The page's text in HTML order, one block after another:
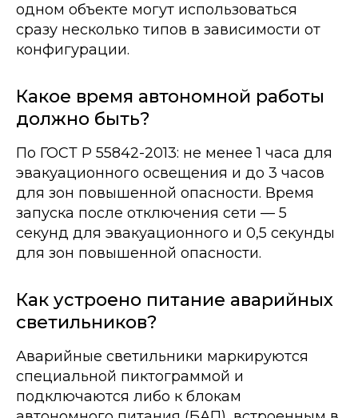
одном объекте могут использоваться
сразу несколько типов в зависимости от
конфигурации.
Какое время автономной работы
должно быть?
По ГОСТ Р 55842-2013: не менее 1 часа для
эвакуационного освещения и до 3 часов
для зон повышенной опасности. Время
запуска после отключения сети — 5
секунд для эвакуационного и 0,5 секунды
для зон повышенной опасности.
Как устроено питание аварийных
светильников?
Аварийные светильники маркируются
специальной пиктограммой и
подключаются либо к блокам